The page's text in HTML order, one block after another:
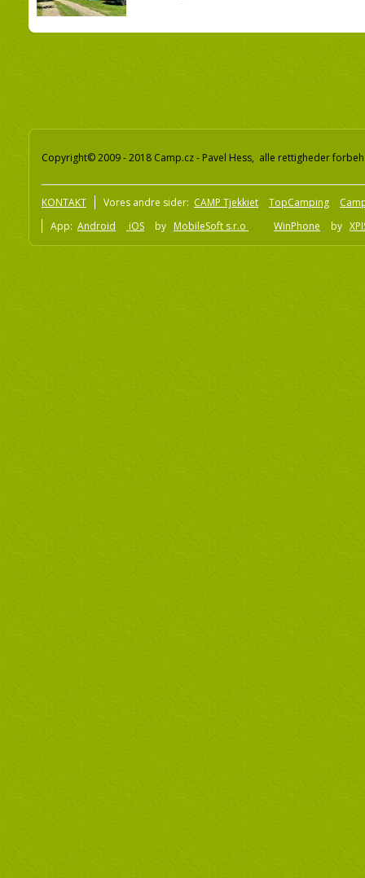
Copyright© 2009 - 2018 Camp.cz - Pavel Hess, alle rettigheder
KONTAKT Vores andre sider: CAMP Tjekkiet TopCamping
App: Android iOS by MobileSoft s.r.o WinPhone by